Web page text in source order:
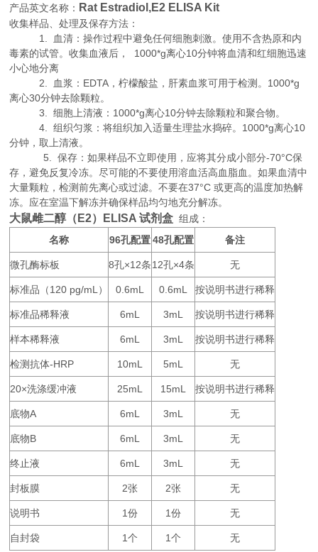
产品英文名称： Rat Estradiol,E2 ELISA Kit
收集样品、处理及保存方法：
1. 血清：操作过程中避免任何细胞刺激。使用不含热原和内
毒素的试管。收集血液后， 1000*g离心10分钟将血清和红细胞迅速
小心地分离
2. 血浆：EDTA，柠檬酸盐，肝素血浆可用于检测。1000*g
离心30分钟去除颗粒。
3. 细胞上清液：1000*g离心10分钟去除颗粒和聚合物。
4. 组织匀浆：将组织加入适量生理盐水捣碎。1000*g离心10
分钟，取上清液。
5. 保存：如果样品不立即使用，应将其分成小部分-70°C保
存，避免反复冷冻。尽可能的不要使用溶血活高血脂血。如果血清中
大量颗粒，检测前先离心或过滤。不要在37°C 或更高的温度加热解
冻。应在室温下解冻并确保样品均匀地充分解冻。
大鼠雌二醇（E2）ELISA 试剂盒组成：
名称
96孔配置 48孔配置 备注
微孔酶标板 8孔×12条 12孔×4条 无
标准品（120 pg/mL ） 0.6mL 0.6mL 按说明书进行稀释
标准品稀释液 6mL 3mL 按说明书进行稀释
样本稀释液 6mL 3mL 按说明书进行稀释
检测抗体-HRP 10mL 5mL 无
20×洗涤缓冲液 25mL 15mL 按说明书进行稀释
底物A 6mL 3mL 无
底物B 6mL 3mL 无
终止液 6mL 3mL 无
封板膜 2张 2张 无
说明书 1份 1份 无
自封袋 1个 1个 无